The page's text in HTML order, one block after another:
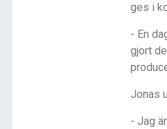
ges i
- En
gjort
Jonas
- Jag